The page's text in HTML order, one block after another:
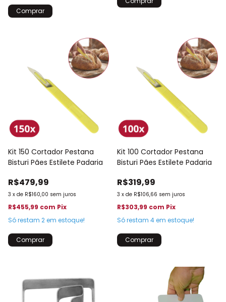
Kit 150 Cortador Pestana
Bisturi Pães Estilete Padaria
R$479,99
3 x de R$160,00 sem juros
R$455,99 com Pix
Só restam 2em estoque!
Kit 100 Cortador Pestana
Bisturi Pães Estilete Padaria
R$319,99
3 x de R$106,66 sem juros
R$303,99 com Pix
Só restam 4em estoque!